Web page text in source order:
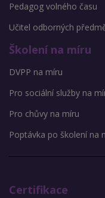
Pedagog volného času
Učitel odborných
Školení na míru
DVPP na míru
Pro sociální služby na
Pro chůvy na míru
Poptávka po školení na
Certifikace